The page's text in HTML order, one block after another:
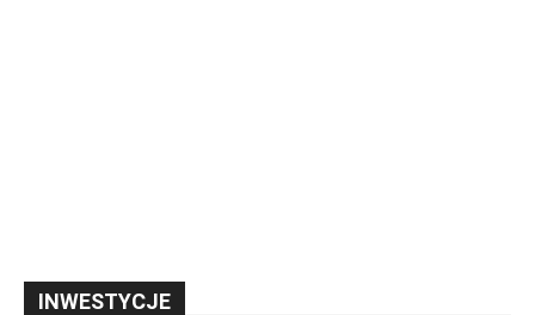
INWESTYCJE